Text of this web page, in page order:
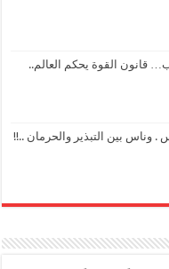
قانون القوة يحكم العالم..
وناس بين التبذير والحرمان ..!!